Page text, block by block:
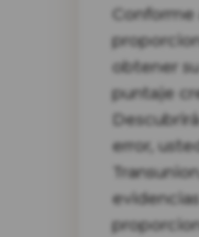
Conforme
obtener
puntaje
error,